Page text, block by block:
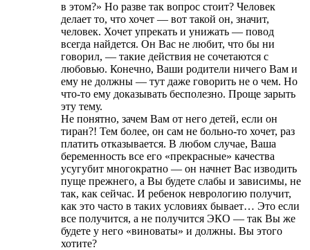
в этом?» Но разве так вопрос стоит? Человек
делает то, что хочет — вот такой он, значит,
человек. Хочет упрекать и унижать — повод
всегда найдется. Он Вас не любит, что бы ни
говорил, — такие действия не сочетаются с
любовью. Конечно, Ваши родители ничего Вам и
ему не должны — тут даже говорить не о чем. Но
что-то ему доказывать бесполезно. Проще зарыть
эту тему.
Не понятно, зачем Вам от него детей, если он
тиран?! Тем более, он сам не больно-то хочет, раз
платить отказывается. В любом случае, Ваша
беременность все его «прекрасные» качества
усугубит многократно — он начнет Вас изводить
пуще прежнего, а Вы будете слабы и зависимы, не
так, как сейчас. И ребенок неврологию получит,
как это часто в таких условиях бывает… Это если
все получится, а не получится ЭКО — так Вы же
будете у него «виноваты» и должны. Вы этого
хотите?